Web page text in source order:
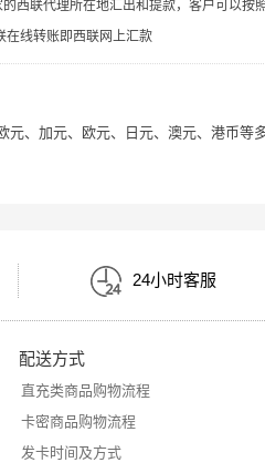
西联代理所在地汇出和提款，客户可以
在线转账即西联网上汇款
元、加元、欧元、日元、澳元、港币
24小时客服
配送方式
直充类商品购物流程
卡密商品购物流程
发卡时间及方式